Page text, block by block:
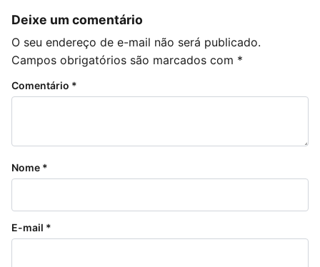
Deixe um comentário
O seu endereço de e-mail não será publicado.
Campos obrigatórios são marcados com *
Comentário *
Nome *
E-mail *